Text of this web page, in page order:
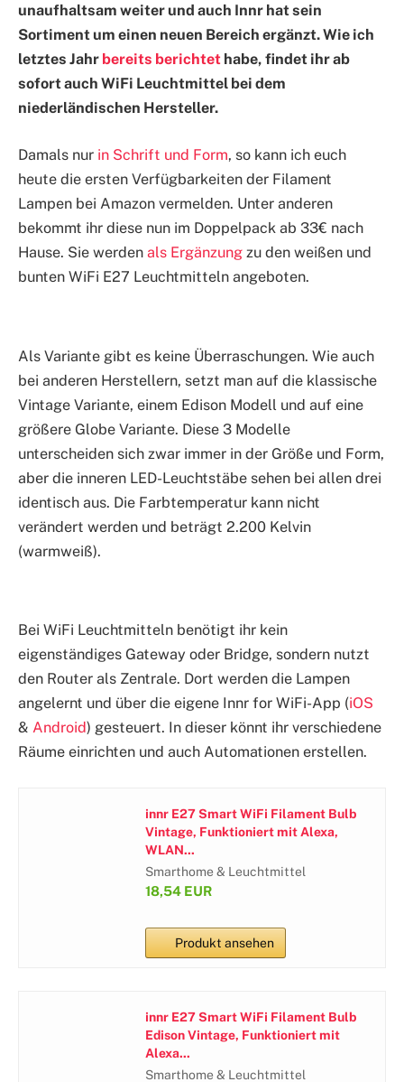
unaufhaltsam weiter und auch Innr hat sein
Sortiment um einen neuen Bereich ergänzt. Wie ich
letztes Jahr bereits berichtet habe, findet ihr ab
sofort auch WiFi Leuchtmittel bei dem
niederländischen Hersteller.
Damals nur in Schrift und Form, so kann ich euch
heute die ersten Verfügbarkeiten der Filament
Lampen bei Amazon vermelden. Unter anderen
bekommt ihr diese nun im Doppelpack ab 33€ nach
Hause. Sie werden als Ergänzung zu den weißen und
bunten WiFi E27 Leuchtmitteln angeboten.
Als Variante gibt es keine Überraschungen. Wie auch
bei anderen Herstellern, setzt man auf die klassische
Vintage Variante, einem Edison Modell und auf eine
größere Globe Variante. Diese 3 Modelle
unterscheiden sich zwar immer in der Größe und Form,
aber die inneren LED-Leuchtstäbe sehen bei allen drei
identisch aus. Die Farbtemperatur kann nicht
verändert werden und beträgt 2.200 Kelvin
(warmweiß).
Bei WiFi Leuchtmitteln benötigt ihr kein
eigenständiges Gateway oder Bridge, sondern nutzt
den Router als Zentrale. Dort werden die Lampen
angelernt und über die eigene Innr for WiFi-App (iOS
& Android) gesteuert. In dieser könnt ihr verschiedene
Räume einrichten und auch Automationen erstellen.
innr E27 Smart WiFi Filament Bulb
Vintage, Funktioniert mit Alexa,
WLAN...
Smarthome & Leuchtmittel
18,54 EUR
Produkt ansehen
innr E27 Smart WiFi Filament Bulb
Edison Vintage, Funktioniert mit
Alexa...
Smarthome & Leuchtmittel